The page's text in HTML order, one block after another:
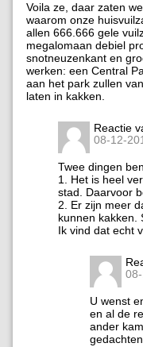
Voila ze, daar zaten
waarom onze
allen 666.666 gele
megalomaan debiel
snotneuzenkant en
werken: een Central
aan het park zullen
laten in kakken.
Reactie
08-12-
Twee dingen
1. Het is heel
stad. Daarvoor
2. Er zijn meer
kunnen kakken.
Ik vind dat echt
U wenst
en al de
ander